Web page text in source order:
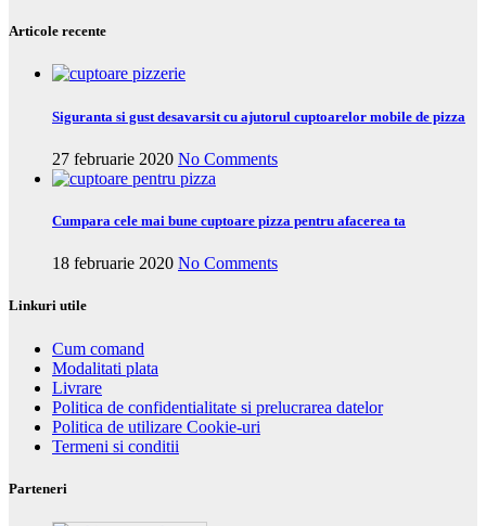
Articole recente
Siguranta si gust desavarsit cu ajutorul cuptoarelor mobile de pizza
27 februarie 2020 No Comments
Cumpara cele mai bune cuptoare pizza pentru afacerea ta
18 februarie 2020 No Comments
Linkuri utile
Cum comand
Modalitati plata
Livrare
Politica de confidentialitate si prelucrarea datelor
Politica de utilizare Cookie-uri
Termeni si conditii
Parteneri